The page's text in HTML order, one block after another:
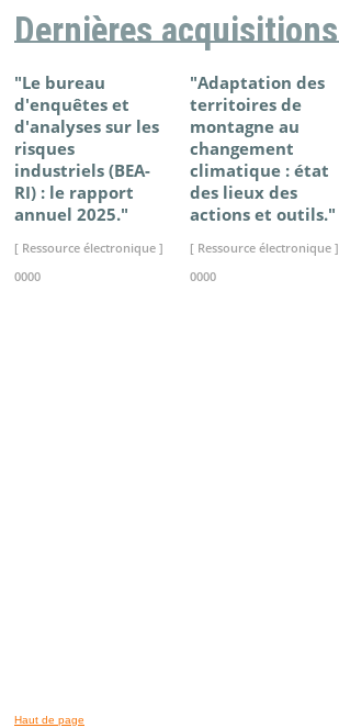
Dernières acquisitions
"Le bureau
d'enquêtes et
d'analyses sur les
risques
industriels (BEA-
RI) : le rapport
annuel 2025."
[ Ressource électronique ]
0000
"Adaptation des
territoires de
montagne au
changement
climatique : état
des lieux des
actions et outils."
[ Ressource électronique ]
0000
Haut de page